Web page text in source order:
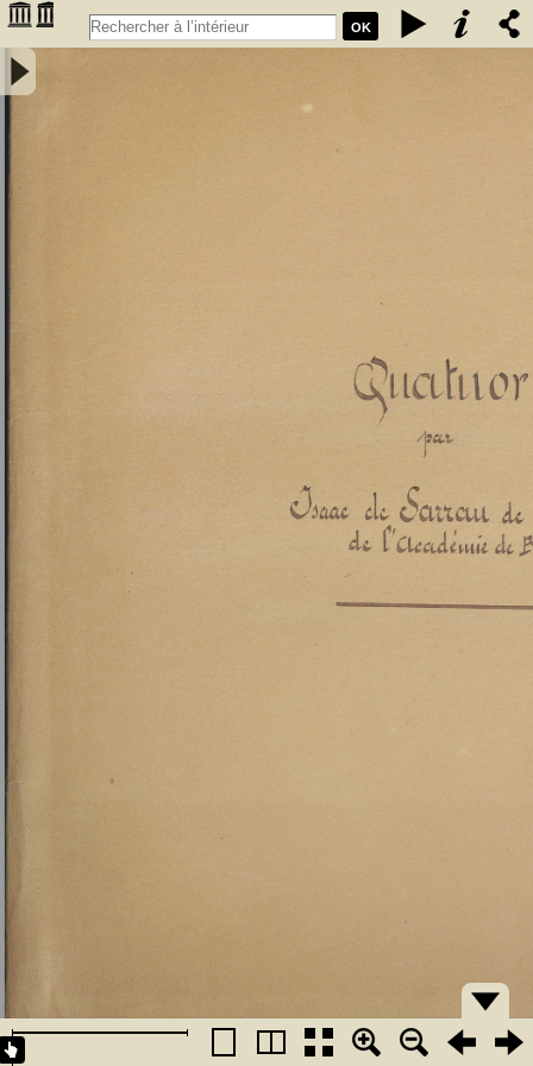
OK
Quatuor par Isaac Sarrau de Boynet de l'Académie de Bordeaux -
Sarrau de Boynet, Isaac de; (1684-1763). Compositeur.